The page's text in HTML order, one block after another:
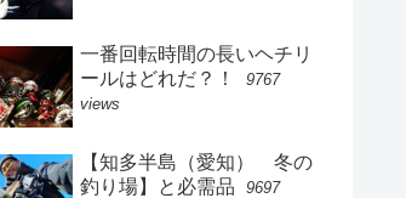
一番回転時間の長いヘチリ
ールはどれだ？！
9767
views
【知多半島（愛知） 冬の
釣り場】と必需品
9697